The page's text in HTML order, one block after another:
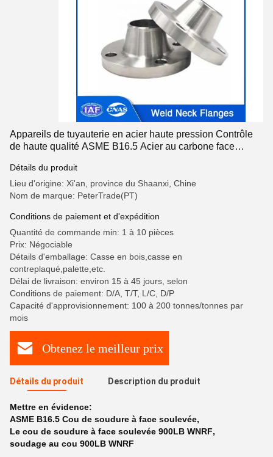
Appareils de tuyauterie en acier haute pression Contrôle
de haute qualité ASME B16.5 Acier au carbone face
Détails du produit
Lieu d'origine: Xi'an, province du Shaanxi, Chine
Nom de marque: PeterTrade(PT)
Conditions de paiement et d'expédition
Quantité de commande min: 1 à 10 pièces
Prix: Négociable
Détails d'emballage: Casse en bois,casse en
contreplaqué,palette,etc.
Délai de livraison: environ 15 à 45 jours, selon
Conditions de paiement: D/A, T/T, L/C, D/P
Capacité d'approvisionnement: 100 à 200 tonnes/tonnes par
mois
Obtenez le meilleur prix
Détails du produit Description du produit
Mettre en évidence:
ASME B16.5 Cou de soudure à face soulevée,
Le cou de soudure à face soulevée 900LB WNRF,
soudage au cou 900LB WNRF